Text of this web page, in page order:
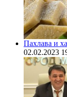
Пахлава и
02.02.2023